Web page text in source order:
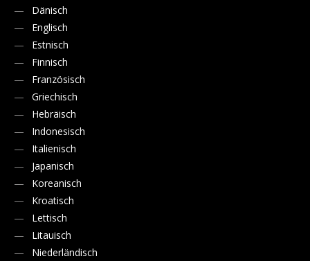
Dänisch
Englisch
Estnisch
Finnisch
Französisch
Griechisch
Hebräisch
Indonesisch
Italienisch
Japanisch
Koreanisch
Kroatisch
Lettisch
Litauisch
Niederländisch